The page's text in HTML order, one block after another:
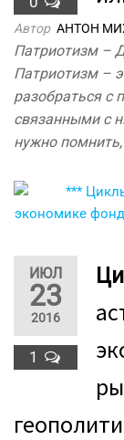
Автор АНТОН
Патриотизм –
Патриотизм –
разобраться с
связанными с
нужно
ИЮЛ
23
2016
1